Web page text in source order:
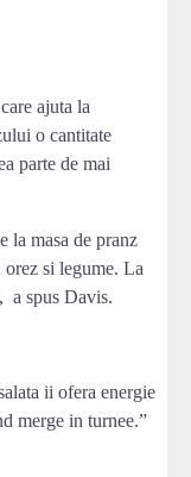
ajuta la
o cantitate
parte de mai
la masa de pranz
si legume. La
a spus Davis.
ii ofera energie
merge in turnee.”